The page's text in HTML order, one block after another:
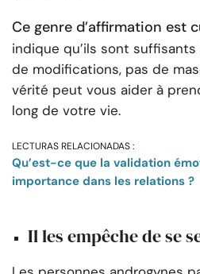
Ce genre d’affirmation est
indique qu’ils sont suffisants
de modifications, pas de
vérité peut vous aider à
long de votre vie.
LECTURAS RELACIONADAS :
Qu’est-ce que la validation
importance dans les relations ?
Il les empêche de se